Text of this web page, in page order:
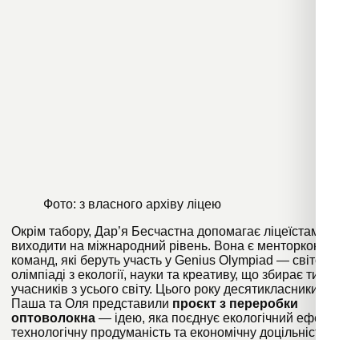
Фото: з власного архіву ліцею
Окрім табору, Дар’я Бесчастна допомагає ліцеїстам
виходити на міжнародний рівень. Вона є менторкою
команд, які беруть участь у Genius Olympiad — світовій
олімпіаді з екології, науки та креативу, що збирає тисячі
учасників з усього світу. Цього року десятикласники
Паша та Оля представили проєкт з переробки
оптоволокна — ідею, яка поєднує екологічний ефект,
технологічну продуманість та економічну доцільність.